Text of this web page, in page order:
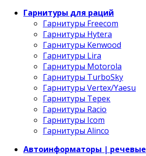
Гарнитуры для раций
Гарнитуры Freecom
Гарнитуры Hytera
Гарнитуры Kenwood
Гарнитуры Lira
Гарнитуры Motorola
Гарнитуры TurboSky
Гарнитуры Vertex/Yaesu
Гарнитуры Терек
Гарнитуры Racio
Гарнитуры Icom
Гарнитуры Alinco
Автоинформаторы | речевые